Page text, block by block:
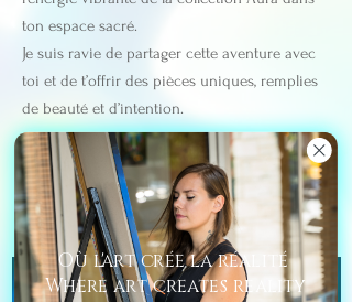
ton espace sacré.
Je suis ravie de partager cette aventure avec
toi et de t’offrir des pièces uniques, remplies
de beauté et d’intention.
✨ Prêt.e à accueillir l’énergie de
l’Aura chez toi ?Découvre
maintenant les tirages en édition limitée!
Où l'art crée la réalité
Where art creates reality